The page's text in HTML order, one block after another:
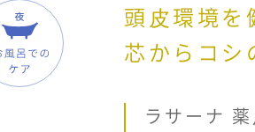
頭⽪環境を
芯からコシ
ラサーナ